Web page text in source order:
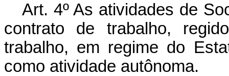
Art. 4º As atividades de
contrato de trabalho,
trabalho, em regime do
como atividade autônoma.